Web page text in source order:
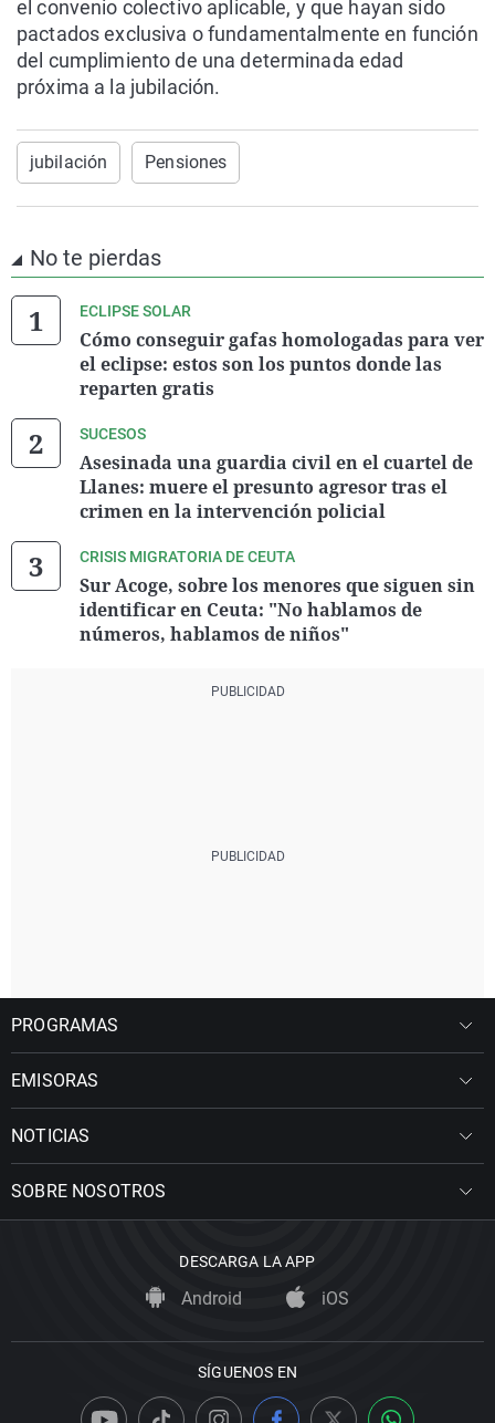
el convenio colectivo aplicable, y que hayan sido
pactados exclusiva o fundamentalmente en función
del cumplimiento de una determinada edad
próxima a la jubilación.
jubilación Pensiones
No te pierdas
ECLIPSE SOLAR
Cómo conseguir gafas homologadas para ver
el eclipse: estos son los puntos donde las
reparten gratis
SUCESOS
Asesinada una guardia civil en el cuartel de
Llanes: muere el presunto agresor tras el
crimen en la intervención policial
CRISIS MIGRATORIA DE CEUTA
Sur Acoge, sobre los menores que siguen sin
identificar en Ceuta: "No hablamos de
números, hablamos de niños"
PROGRAMAS
EMISORAS
NOTICIAS
SOBRE NOSOTROS
DESCARGA LA APP
Android iOS
SÍGUENOS EN